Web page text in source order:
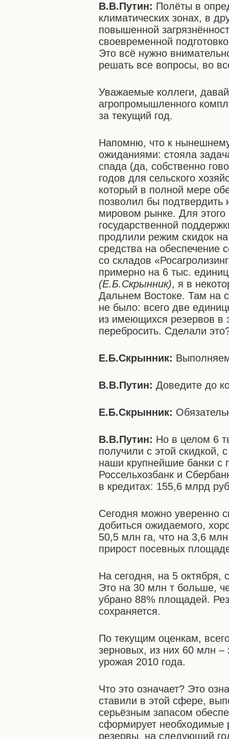
В.В.Путин: Полёты в
климатических зонах, в
повышенной
своевременной
Это всё нужно
решать все вопросы, во
Уважаемые коллеги,
агропромышленного
за текущий год.
Напомню, что к
ожиданиями: стояла
спада (да, собственно
годов для сельского
который в полной мере
позволил бы
мировом рынке. Для
государственной
продлили режим скидок
средства на обеспечение
со складов
примерно на 6 тыс.
(Е.Б.Скрынник), я в
Дальнем Востоке. Там на
не было: всего две
из имеющихся резервов в
перебросить. Сделали
Е.Б.Скрынник:
В.В.Путин: Доведите до
Е.Б.Скрынник:
В.В.Путин: Но в целом 6
получили с этой скидкой,
наши крупнейшие банки с
Россельхозбанк и
в кредитах: 155,6 млрд
Сегодня можно уверенно
добиться ожидаемого,
50,5 млн га, что на 3,6
прирост посевных
На сегодня, на 5 октября,
Это на 30 млн т больше,
убрано 88% площадей.
сохраняется.
По текущим оценкам,
зерновых, из них 60 млн
урожая 2010 года.
Что это означает? Это
ставили в этой сфере,
серьёзным запасом
сформирует необходимые
резервы, на следующий